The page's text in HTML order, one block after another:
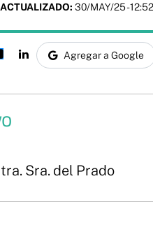
ACTUALIZADO: 30/MAY/25 - 12:52
Agregar a Google
Sra. del Prado